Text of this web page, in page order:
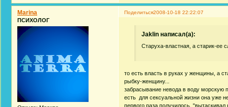
Поделиться2008-10-18 22:22:07
Marina
ПСИХОЛОГ
Jaklin написал(а):
Старуха-властная, а старик-ее
то есть власть в руках у женщины, а
рыбку-женщину...
забрасывание невода в воду морскую
есть для сексуальной жизни она уже
первого раза получилось,